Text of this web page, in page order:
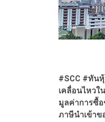
#SCC #ทัน
เคลื่อนไหวใ
มูลค่าการซื้อ
ภาษีนำเข้าข